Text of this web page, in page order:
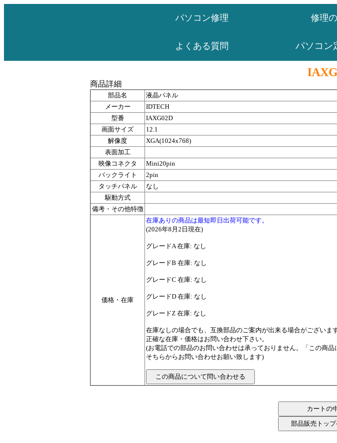
パソコン修理 修理
よくある質問 パソコン
商品詳細
部品名
液晶パネル
メーカー
IDTECH
型番
IAXG02D
画面サイズ
12.1
解像度
XGA(1024x768)
表面加工
映像コネクタ
Mini20pin
バックライト
2pin
タッチパネル
なし
駆動方式
備考・その他特徴
価格・在庫
在庫ありの商品は最短即日出荷可能です。
(2026年8月2日現在)
グレードA 在庫: なし
グレードB 在庫: なし
グレードC 在庫: なし
グレードD 在庫: なし
グレードZ 在庫: なし
在庫なしの場合でも、互換部品のご案内が出来る場合がございます
正確な在庫・価格はお問い合わせ下さい。
(お電話での部品のお問い合わせは承っておりません。「この商
そちらからお問い合わせお願い致します)